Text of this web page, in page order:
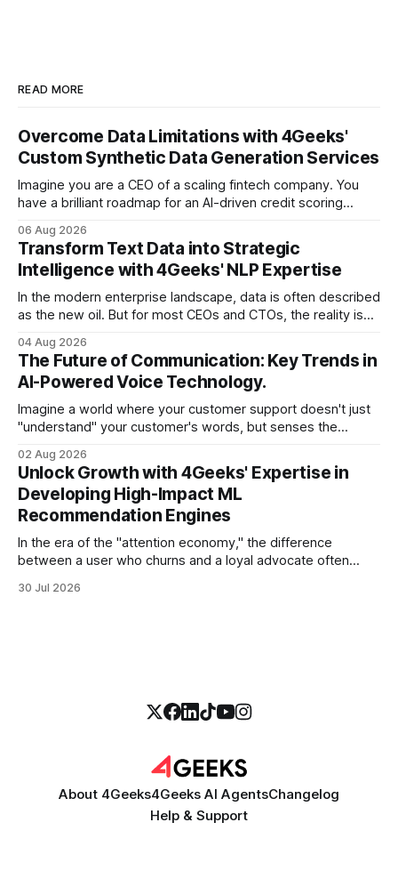
READ MORE
Overcome Data Limitations with 4Geeks'
Custom Synthetic Data Generation Services
Imagine you are a CEO of a scaling fintech company. You
have a brilliant roadmap for an AI-driven credit scoring
have the talent, the infrastructure, and the ambition. But
there is one glaring wall in your path: your data is locked
06 Aug 2026
Transform Text Data into Strategic
Intelligence with 4Geeks' NLP Expertise
In the modern enterprise landscape, data is often described
as the new oil. But for most CEOs and CTOs, the reality is
swamp of unstructured text. Emails, customer support
tickets, Slack threads, social media mentions, and PDF
reports contain
04 Aug 2026
The Future of Communication: Key Trends in
AI-Powered Voice Technology.
Imagine a world where your customer support doesn't just
"understand" your customer's words, but senses the
more empathetic, and solves a complex billing dispute in
thirty seconds—all without a human agent
02 Aug 2026
Unlock Growth with 4Geeks' Expertise in
Developing High-Impact ML
Recommendation Engines
In the era of the "attention economy," the difference
between a user who churns and a loyal advocate often
exactly what they were looking for without having to search
30 Jul 2026
About 4Geeks4Geeks AI AgentsChangelog
Help & Support